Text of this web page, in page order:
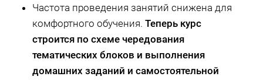
Частота проведения занятий снижена для
комфортного обучения. Теперь курс
строится по схеме чередования
тематических блоков и выполнения
домашних заданий и самостоятельной